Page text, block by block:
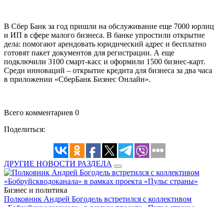
В Сбер Банк за год пришли на обслуживание еще 7000 юрлиц
и ИП в сфере малого бизнеса. В банке упростили открытие
дела: помогают арендовать юридический адрес и бесплатно
готовят пакет документов для регистрации. А еще
подключили 3100 смарт-касс и оформили 1500 бизнес-карт.
Среди инноваций – открытие кредита для бизнеса за два часа
в приложении «СберБанк Бизнес Онлайн».
Всего комментариев 0
Поделиться:
ДРУГИЕ НОВОСТИ РАЗДЕЛА
Бизнес и политика
Полковник Андрей Богодель встретился с коллективом